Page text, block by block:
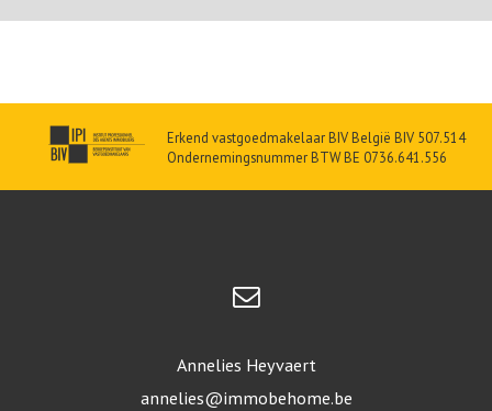
Erkend vastgoedmakelaar BIV België BIV 507.514
Ondernemingsnummer BTW BE 0736.641.556
Annelies Heyvaert
annelies@immobehome.be